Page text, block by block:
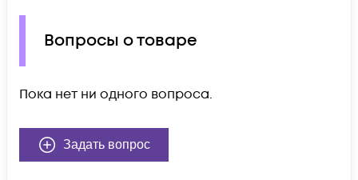
Вопросы о товаре
Пока нет ни одного вопроса.
Задать вопрос